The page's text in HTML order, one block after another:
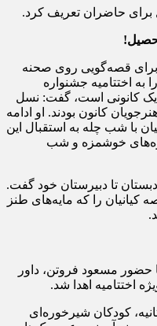
برای حاضران تعریف کرد.
برای قصه‌گویی روی صحنه
اختتامیه جشنواره
یک کانونی است، گفت: نسل
کانون بودند. او ادامه
با شب چله به استقبال این
خوشمزه و شب
تا دبیرستان خود گفت.
کیانیان را که مایه‌های طنز
جوایز قصه ۹۰ ثانیه با حضور مسعود فروتن، داور
اختتامیه اهدا شد.
منتخب در رتبه اول قصه ۹۰ ثانیه، کودکان شیرخوره‌ای